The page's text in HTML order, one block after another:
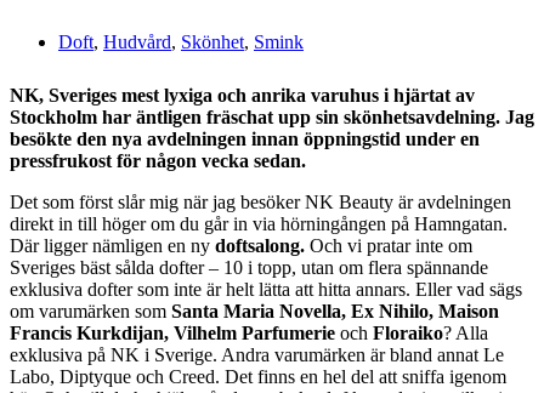
Doft, Hudvård, Skönhet, Smink
NK, Sveriges mest lyxiga och anrika varuhus i hjärtat av
Stockholm har äntligen fräschat upp sin skönhetsavdelning. Jag
besökte den nya avdelningen innan öppningstid under en
pressfrukost för någon vecka sedan.
Det som först slår mig när jag besöker NK Beauty är avdelningen
direkt in till höger om du går in via hörningången på Hamngatan.
Där ligger nämligen en ny doftsalong. Och vi pratar inte om
Sveriges bäst sålda dofter – 10 i topp, utan om flera spännande
exklusiva dofter som inte är helt lätta att hitta annars. Eller vad sägs
om varumärken som Santa Maria Novella, Ex Nihilo, Maison
Francis Kurkdijan, Vilhelm Parfumerie och Floraiko? Alla
exklusiva på NK i Sverige. Andra varumärken är bland annat Le
Labo, Diptyque och Creed. Det finns en hel del att sniffa igenom